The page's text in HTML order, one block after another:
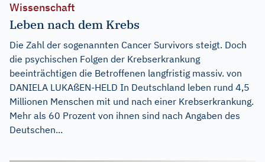
Wissenschaft
Leben nach dem Krebs
Die Zahl der sogenannten Cancer Survivors steigt. Doch
die psychischen Folgen der Krebserkrankung
beeinträchtigen die Betroffenen langfristig massiv. von
DANIELA LUKAßEN-HELD In Deutschland leben rund 4,5
Millionen Menschen mit und nach einer Krebserkrankung.
Mehr als 60 Prozent von ihnen sind nach Angaben des
Deutschen...